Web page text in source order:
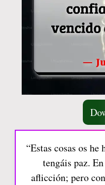
“Estas cosas os
tengáis paz.
aflicción; pero